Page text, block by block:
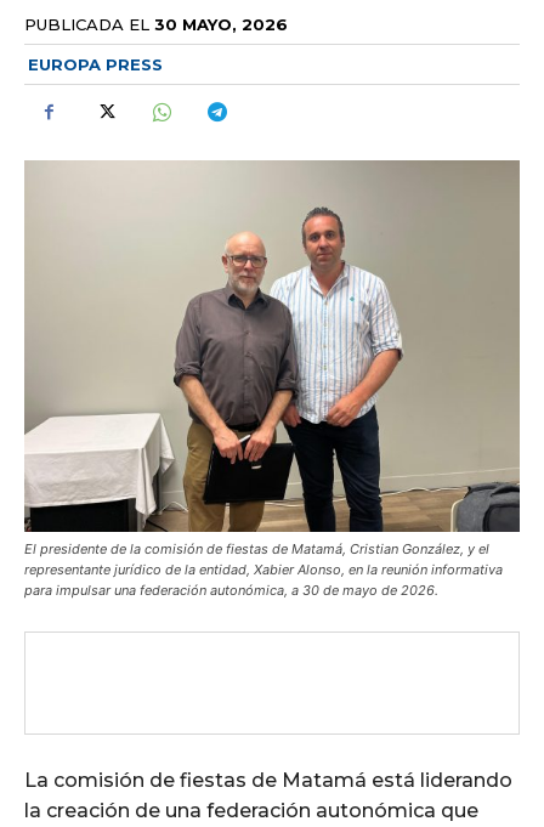
PUBLICADA EL 30 MAYO, 2026
EUROPA PRESS
El presidente de la comisión de fiestas de Matamá, Cristian González, y el
representante jurídico de la entidad, Xabier Alonso, en la reunión informativa
para impulsar una federación autonómica, a 30 de mayo de 2026.
La comisión de fiestas de Matamá está liderando
la creación de una federación autonómica que